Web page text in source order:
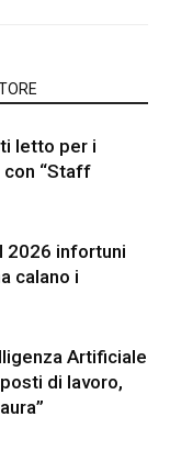
letto per i
“Staff
2026 infortuni
calano i
Artificiale
di lavoro,